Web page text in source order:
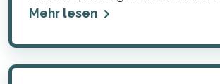
Mehr lesen